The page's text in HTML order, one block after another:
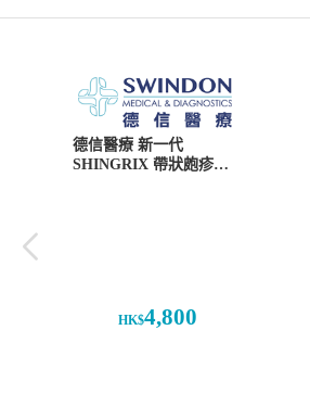
德信醫療 新一代
SHINGRIX 帶狀皰疹
HK$4,800